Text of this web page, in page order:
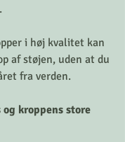
i høj kvalitet kan
af støjen, uden at du
fra verden.
kroppens store